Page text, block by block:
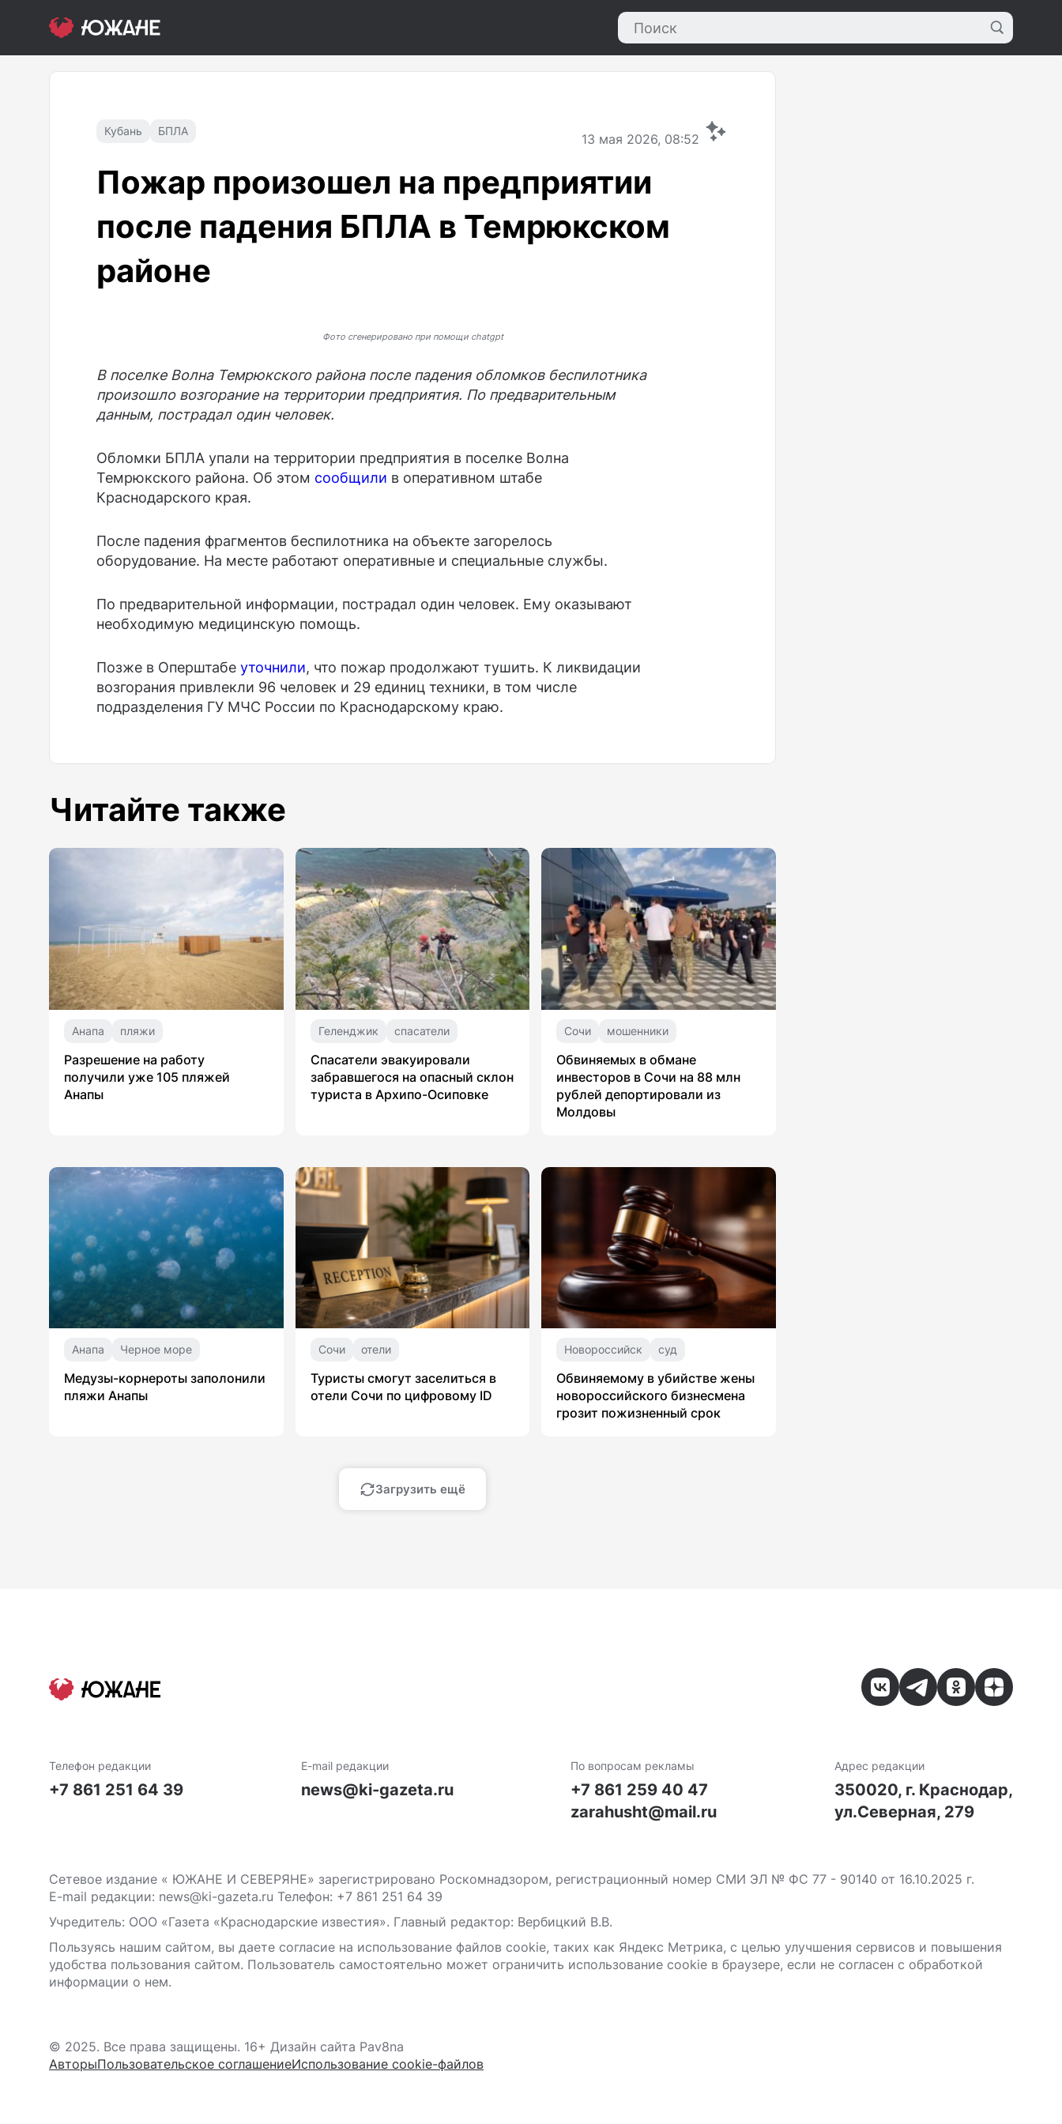
Кубань БПЛА
13 мая 2026, 08:52
Пожар произошел на предприятии
после падения БПЛА в Темрюкском
районе
Фото сгенерировано при помощи chatgpt
В поселке Волна Темрюкского района после падения обломков беспилотника
произошло возгорание на территории предприятия. По предварительным
данным, пострадал один человек.
Обломки БПЛА упали на территории предприятия в поселке Волна
Темрюкского района. Об этом сообщили в оперативном штабе
Краснодарского края.
После падения фрагментов беспилотника на объекте загорелось
оборудование. На месте работают оперативные и специальные службы.
По предварительной информации, пострадал один человек. Ему оказывают
необходимую медицинскую помощь.
Позже в Оперштабе уточнили, что пожар продолжают тушить. К ликвидации
возгорания привлекли 96 человек и 29 единиц техники, в том числе
подразделения ГУ МЧС России по Краснодарскому краю.
Читайте также
Анапа пляжи
Разрешение на работу
получили уже 105 пляжей
Анапы
Геленджик спасатели
Спасатели эвакуировали
забравшегося на опасный склон
туриста в Архипо-Осиповке
Сочи мошенники
Обвиняемых в обмане
инвесторов в Сочи на 88 млн
рублей депортировали из
Молдовы
Анапа Черное море
Медузы-корнероты заполонили
пляжи Анапы
Сочи отели
Туристы смогут заселиться в
отели Сочи по цифровому ID
Новороссийск суд
Обвиняемому в убийстве жены
новороссийского бизнесмена
грозит пожизненный срок
Загрузить ещё
Телефон редакции
+7 861 251 64 39
E-mail редакции
news@ki-gazeta.ru
По вопросам рекламы
+7 861 259 40 47
zarahusht@mail.ru
Адрес редакции
350020, г. Краснодар,
ул.Северная, 279
Сетевое издание « ЮЖАНЕ И СЕВЕРЯНЕ» зарегистрировано Роскомнадзором, регистрационный номер СМИ ЭЛ № ФС 77 - 90140 от 16.10.2025 г.
E-mail редакции: news@ki-gazeta.ru Телефон: +7 861 251 64 39
Учредитель: ООО «Газета «Краснодарские известия». Главный редактор: Вербицкий В.В.
Пользуясь нашим сайтом, вы даете согласие на использование файлов сооkіе, таких как Яндекс Метрика, с целью улучшения сервисов и повышения
удобства пользования сайтом. Пользователь самостоятельно может ограничить использование сооkіе в браузере, если не согласен с обработкой
информации о нем.
© 2025. Все права защищены. 16+ Дизайн сайта Pav8na
АвторыПользовательское соглашениеИспользование cookie-файлов